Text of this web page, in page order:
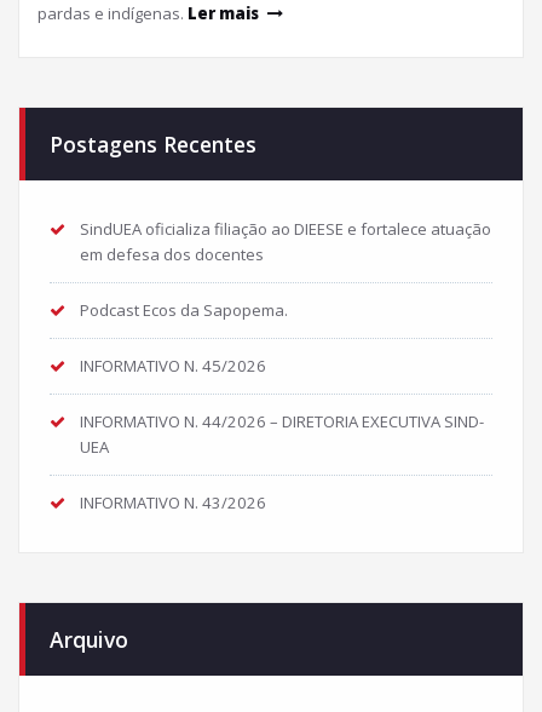
pardas e indígenas. Ler mais
Postagens Recentes
SindUEA oficializa filiação ao DIEESE e fortalece atuação
em defesa dos docentes
Podcast Ecos da Sapopema.
INFORMATIVO N. 45/2026
INFORMATIVO N. 44/2026 – DIRETORIA EXECUTIVA SIND-
UEA
INFORMATIVO N. 43/2026
Arquivo